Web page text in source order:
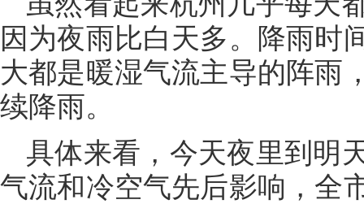
因为夜雨比白天多。降雨时
大都是暖湿气流主导的阵雨
续降雨。
具体来看，今天夜里到明
气流和冷空气先后影响，全